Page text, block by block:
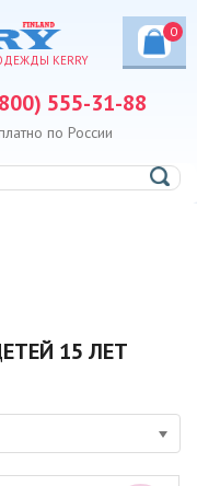
KERRY
0
555-31-88
по России
15 ЛЕТ